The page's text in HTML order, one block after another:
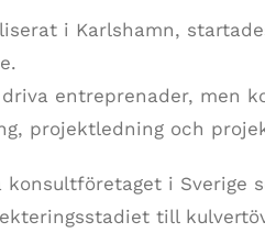
i Karlshamn,
entreprenader, men
projektledning och
konsultföretaget i Sverige
till